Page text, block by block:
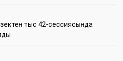
тыс 42-сессиясында